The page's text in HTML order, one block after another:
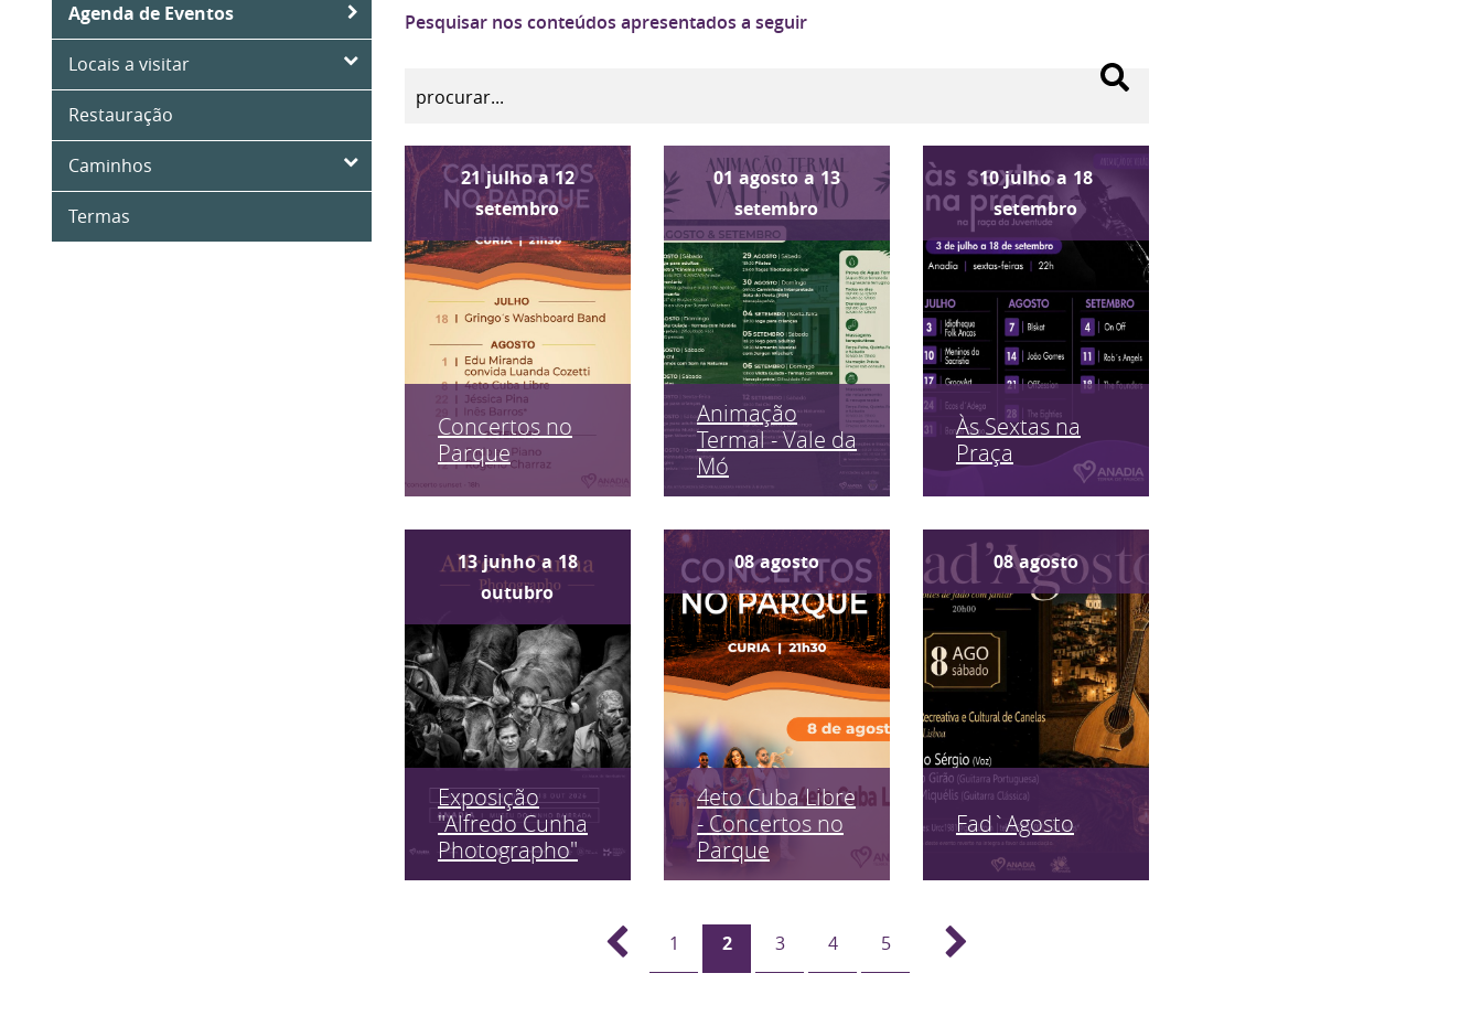
Agenda de Eventos
Locais a visitar
Restauração
Caminhos
Termas
Pesquisar nos conteúdos apresentados a seguir
21 julho a 12
setembro
Concertos no
Parque
01 agosto a 13
setembro
Animação
Termal - Vale da
Mó
10 julho a 18
setembro
Às Sextas na
Praça
13 junho a 18
outubro
Exposição
"Alfredo Cunha
Photographo"
08 agosto
4eto Cuba Libre
- Concertos no
Parque
08 agosto
Fad`Agosto
1 2 3 4 5